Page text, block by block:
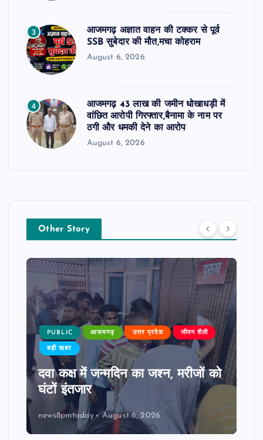
3
आजमगढ़ अज्ञात वाहन की टक्कर से पूर्व
SSB सुबेदार की मौत,मचा कोहराम
August 6, 2026
4
आजमगढ़ 43 लाख की जमीन धोखाधड़ी में
वांछित आरोपी गिरफ्तार,बैनामा के नाम पर
ठगी और धमकी देने का आरोप
August 6, 2026
Other Story
PUBLIC आजमगढ़ उत्तर प्रदेश जीवन शैली
बड़ी खबर
दवा कक्ष में जन्मदिन का जश्न, मरीजों को
घंटों इंतजार
news8pmtoday August 6, 2026